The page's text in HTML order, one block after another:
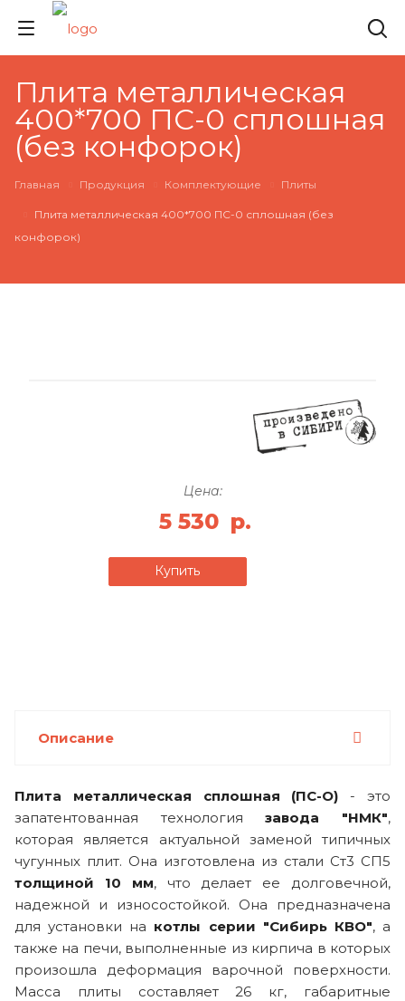
Плита металлическая
400*700 ПС-0 сплошная
(без конфорок)
Главная Продукция Комплектующие Плиты
Плита металлическая 400*700 ПС-0 сплошная (без
конфорок)
Цена:
5 530 р.
Купить
Описание
Плита металлическая сплошная (ПС-О) - это
запатентованная технологиязавода "НМК",
которая является актуальной заменой типичных
чугунных плит. Она изготовлена из стали Ст3 СП5
толщиной 10 мм, что делает ее долговечной,
надежной и износостойкой. Она предназначена
для установки на котлы серии "Сибирь КВО", а
также на печи, выполненные из кирпича в которых
произошла деформация варочной поверхности.
Масса плиты составляет 26 кг, габаритные